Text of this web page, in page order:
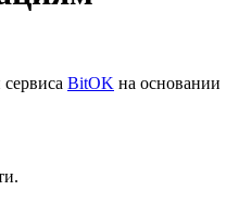
BitOK на основании